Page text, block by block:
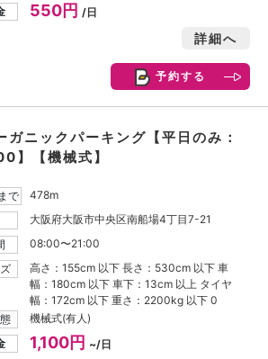
550円/日
詳細へ
予約する
ニックパーキング【平日のみ：
】【機械式】
で
478m
大阪府大阪市中央区南船場4丁目7-21
08:00〜21:00
高さ：155cm 以下 長さ：530cm 以下 車
幅：180cm 以下 車下：13cm 以上 タイヤ
幅：172cm 以下 重さ：2200kg 以下 0
機械式(有人)
1,100円 ~/日